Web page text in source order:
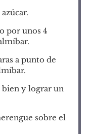
por unos 4
a punto de
y lograr un
sobre el